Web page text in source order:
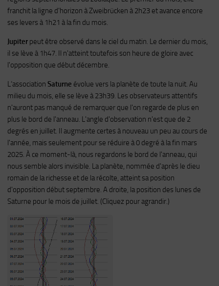
franchit la ligne d'horizon à Zweibrücken à 2h23 et avance encore
ses levers à 1h21 à la fin du mois.
Jupiter peut être observé dans le ciel du matin. Le dernier du mois,
il se lève à 1h47. Il n'atteint toutefois son heure de gloire avec
l'opposition que début décembre.
L‘association Saturne évolue vers la planète de toute la nuit. Au
milieu du mois, elle se lève à 23h39. Les observateurs attentifs
n'auront pas manqué de remarquer que l'on regarde de plus en
plus le bord de l'anneau. L'angle d'observation n'est que de 2
degrés en juillet. Il augmente certes à nouveau un peu au cours de
l'année, mais seulement pour se réduire à 0 degré à la fin mars
2025. À ce moment-là, nous regardons le bord de l'anneau, qui
nous semble alors invisible. La planète, nommée d'après le dieu
romain de la richesse et de la récolte, atteint sa position
d'opposition début septembre. A droite, la position des lunes de
Saturne pour le mois de juillet. (Cliquez pour agrandir.)